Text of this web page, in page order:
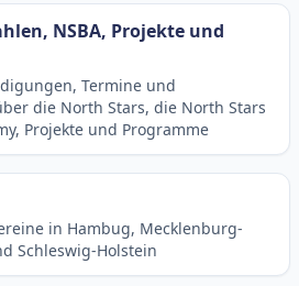
NSBA, Projekte und
Termine und
die North Stars, die North Stars
Projekte und Programme
in Hambug, Mecklenburg-
Schleswig-Holstein